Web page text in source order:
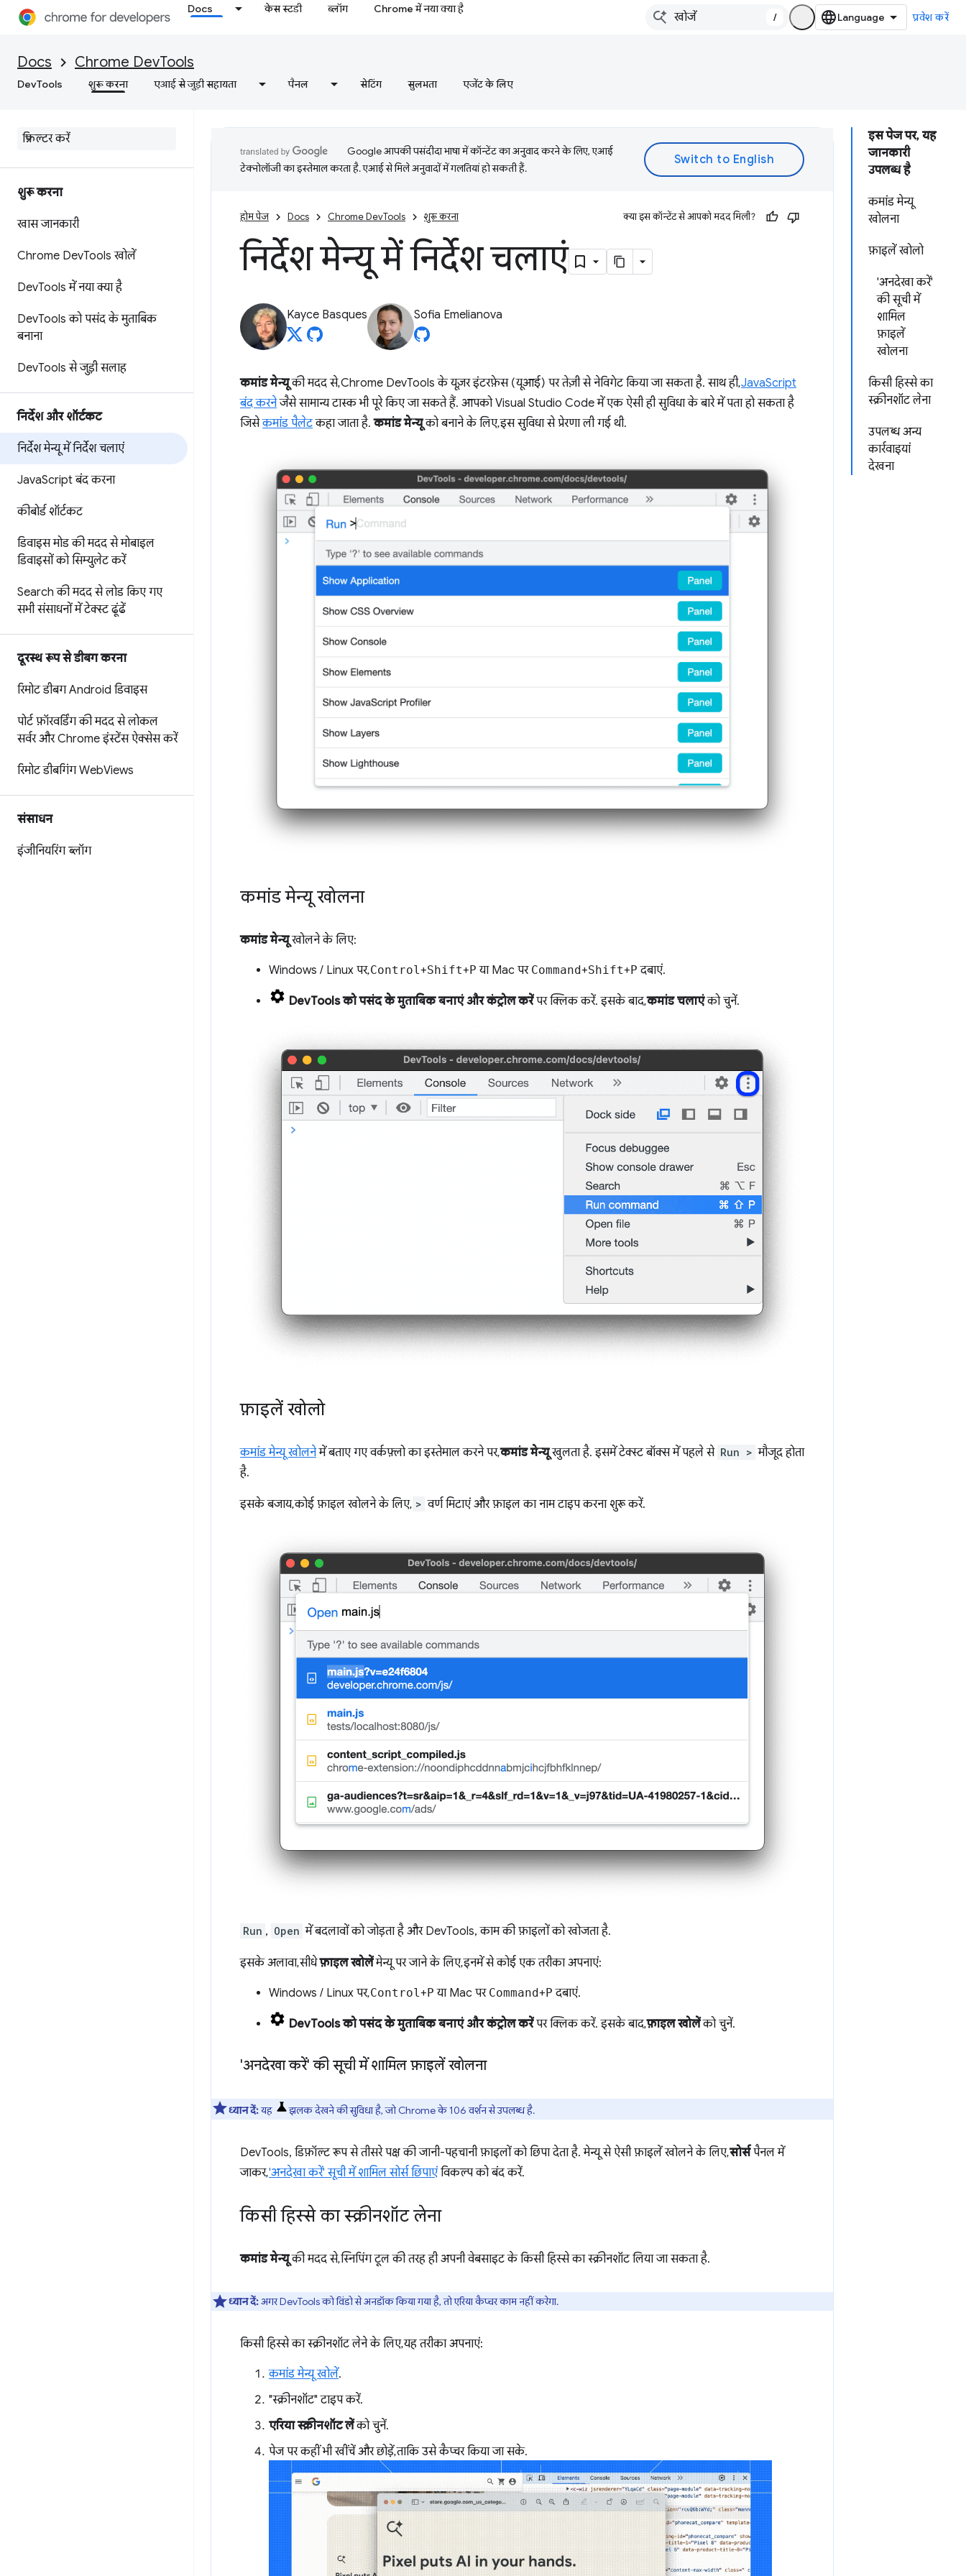
Docs केस स्टडी ब्लॉग Chrome में नया क्या है
/ प्रवेश करें
Docs Chrome DevTools
DevTools शुरू करना एआई से जुड़ी सहायता पैनल सेटिंग सुलभता एजेंट के लिए
शुरू करना
खास जानकारी
Chrome DevTools खोलें
DevTools में नया क्या है
DevTools को पसंद के मुताबिक
बनाना
DevTools से जुड़ी सलाह
निर्देश और शॉर्टकट
निर्देश मेन्यू में निर्देश चलाएं
JavaScript बंद करना
कीबोर्ड शॉर्टकट
डिवाइस मोड की मदद से मोबाइल
डिवाइसों को सिम्युलेट करें
Search की मदद सेलोड किए गए
सभी संसाधनों में टेक्स्ट ढूंढें
दूरस्थ रूप से डीबग करना
रिमोट डीबग Android डिवाइस
पोर्ट फ़ॉरवर्डिंग की मदद से लोकल
सर्वर और Chrome इंस्टेंस ऐक्सेस करें
रिमोट डीबगिंग WebViews
संसाधन
इंजीनियरिंग ब्लॉग
इस पेज पर, यह
जानकारी
उपलब्ध है
कमांड मेन्यू
खोलना
फ़ाइलें खोलो
'अनदेखा करें'
की सूची में
शामिल
फ़ाइलें
खोलना
किसी हिस्से का
स्क्रीनशॉट लेना
उपलब्ध अन्य
कार्रवाइयां
देखना
Google आपकी पसंदीदा भाषा में कॉन्टेंट का अनुवाद करने के लिए, एआई
टेक्नोलॉजी का इस्तेमाल करता है. एआई से मिले अनुवादों में गलतियां हो सकती हैं.
होम पेज Docs Chrome DevTools शुरू करना क्या इस कॉन्टेंट से आपको मदद मिली?
निर्देश मेन्यू में निर्देश चलाएं
Kayce Basques Sofia Emelianova
कमांड मेन्यूकी मदद से, Chrome DevTools के यूज़र इंटरफ़ेस (यूआई) पर तेज़ी से नेविगेट किया जा सकता है. साथ ही,JavaScript
बंद करनेजैसे सामान्य टास्क भी पूरे किए जा सकते हैं. आपको Visual Studio Code में एक ऐसी ही सुविधा के बारे में पता हो सकता है
जिसेकमांड पैलेटकहा जाता है.कमांड मेन्यूको बनाने के लिए, इस सुविधा से प्रेरणा ली गई थी.
कमांड मेन्यू खोलना
कमांड मेन्यूखोलने के लिए:
Windows / Linux पर,Control +Shift+P या Mac पर Command+Shift+P दबाएं.
DevTools को पसंद के मुताबिक बनाएं और कंट्रोल करेंपर क्लिक करें. इसके बाद,कमांड चलाएंको चुनें.
फ़ाइलें खोलो
कमांड मेन्यू खोलनेमें बताए गए वर्कफ़्लो का इस्तेमाल करने पर,कमांड मेन्यूखुलता है. इसमें टेक्स्ट बॉक्स में पहले से Run > मौजूद होता
है.
इसके बजाय, कोई फ़ाइल खोलने के लिए, > वर्ण मिटाएं और फ़ाइल का नाम टाइप करना शुरू करें.
Run , Open में बदलावों को जोड़ता है और DevTools, काम की फ़ाइलों को खोजता है.
इसके अलावा, सीधेफ़ाइल खोलेंमेन्यू पर जाने के लिए, इनमें से कोई एक तरीका अपनाएं:
Windows / Linux पर,Control+ P या Mac पर Command+ P दबाएं.
DevTools को पसंद के मुताबिक बनाएं और कंट्रोल करेंपर क्लिक करें. इसके बाद,फ़ाइल खोलेंको चुनें.
'अनदेखा करें' की सूची में शामिल फ़ाइलें खोलना
ध्यान दें:यह झलक देखने की सुविधा है, जो Chrome के 106 वर्शन से उपलब्ध है.
DevTools, डिफ़ॉल्ट रूप से तीसरे पक्ष की जानी-पहचानी फ़ाइलों को छिपा देता है. मेन्यू से ऐसी फ़ाइलें खोलने के लिए,सोर्सपैनल में
जाकर,'अनदेखा करें' सूची में शामिल सोर्स छिपाएंविकल्प को बंद करें.
किसी हिस्से का स्क्रीनशॉट लेना
कमांड मेन्यूकी मदद से, स्निपिंग टूल की तरह ही अपनी वेबसाइट के किसी हिस्से का स्क्रीनशॉट लिया जा सकता है.
ध्यान दें:अगर DevTools को विंडो से अनडॉक किया गया है, तो एरिया कैप्चर काम नहीं करेगा.
किसी हिस्से का स्क्रीनशॉट लेने के लिए, यह तरीका अपनाएं:
कमांड मेन्यू खोलें.
"स्क्रीनशॉट" टाइप करें.
एरिया स्क्रीनशॉट लेंको चुनें.
पेज पर कहीं भी खींचें और छोड़ें, ताकि उसे कैप्चर किया जा सके.